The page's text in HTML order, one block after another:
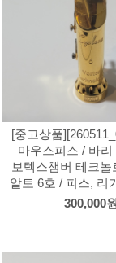
[중고상품
마우스피스 / 바리
보텍스챔버 테크놀
알토 6호 / 피스, 리
300,000원